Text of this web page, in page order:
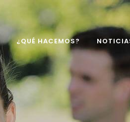
¿QUÉ HACEMOS?